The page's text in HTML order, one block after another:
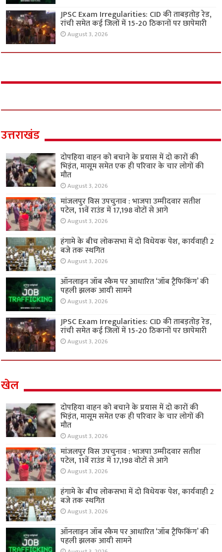
JPSC Exam Irregularities: CID की ताबड़तोड़ रेड,
रांची समेत कई जिलों में 15-20 ठिकानों पर छापेमारी
August 3, 2026
उत्तराखंड
दोपहिया वाहन को बचाने के प्रयास में दो कारों की
भिड़ंत, मासूम समेत एक ही परिवार के चार लोगों की
मौत
August 3, 2026
मांजलपुर विस उपचुनाव : भाजपा उम्मीदवार सतीश
पटेल, 11वें राउंड में 17,198 वोटों से आगे
August 3, 2026
हंगामे के बीच लोकसभा में दो विधेयक पेश, कार्यवाही 2
बजे तक स्थगित
August 3, 2026
ऑनलाइन जॉब स्कैम पर आधारित ‘जॉब ट्रैफिकिंग’ की
पहली झलक आयी सामने
August 3, 2026
JPSC Exam Irregularities: CID की ताबड़तोड़ रेड,
रांची समेत कई जिलों में 15-20 ठिकानों पर छापेमारी
August 3, 2026
खेल
दोपहिया वाहन को बचाने के प्रयास में दो कारों की
भिड़ंत, मासूम समेत एक ही परिवार के चार लोगों की
मौत
August 3, 2026
मांजलपुर विस उपचुनाव : भाजपा उम्मीदवार सतीश
पटेल, 11वें राउंड में 17,198 वोटों से आगे
August 3, 2026
हंगामे के बीच लोकसभा में दो विधेयक पेश, कार्यवाही 2
बजे तक स्थगित
August 3, 2026
ऑनलाइन जॉब स्कैम पर आधारित ‘जॉब ट्रैफिकिंग’ की
पहली झलक आयी सामने